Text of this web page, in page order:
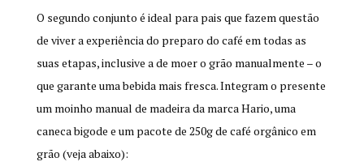
O segundo conjunto é ideal para pais que fazem questão
de viver a experiência do preparo do café em todas as
suas etapas, inclusive a de moer o grão manualmente – o
que garante uma bebida mais fresca. Integram o presente
um moinho manual de madeira da marca Hario, uma
caneca bigode e um pacote de 250g de café orgânico em
grão (veja abaixo):